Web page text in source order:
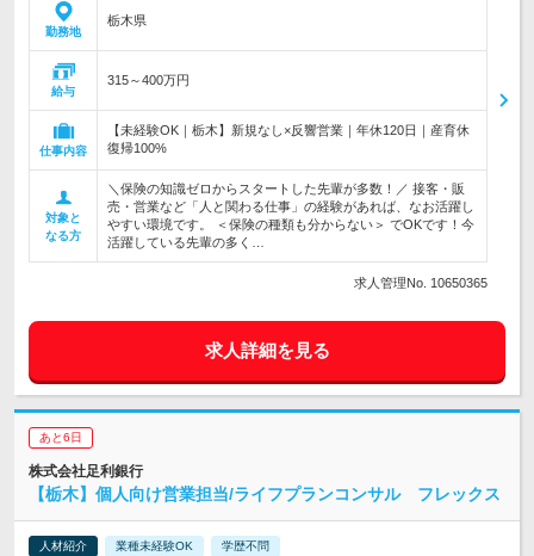
勤務地
栃木県
給与
315～400万円
仕事内容
【未経験OK｜栃木】新規なし×反響営業｜年休120日｜産育休
復帰100%
対象と
なる方
＼保険の知識ゼロからスタートした先輩が多数！／ 接客・販
売・営業など「人と関わる仕事」の経験があれば、なお活躍し
やすい環境です。 ＜保険の種類も分からない＞ でOKです！今
活躍している先輩の多く…
求人管理No. 10650365
求人詳細を見る
あと6日
株式会社足利銀行
【栃木】個人向け営業担当/ライフプランコンサル フレックス
人材紹介 業種未経験OK 学歴不問